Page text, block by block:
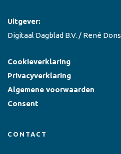
Uitgever:
Digitaal Dagblad B.V. / René Dons
Cookieverklaring
Privacyverklaring
Algemene voorwaarden
Consent
CONTACT